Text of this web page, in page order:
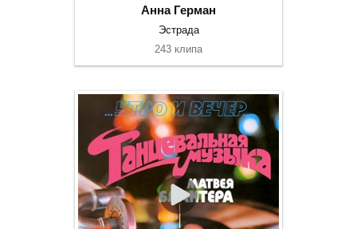
Анна Герман
Эстрада
243 клипа